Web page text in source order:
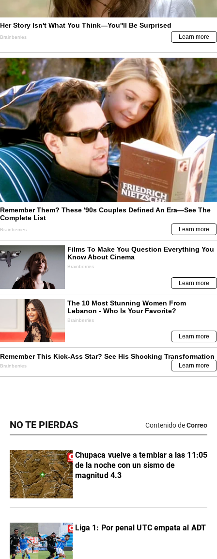
NO TE PIERDAS Contenido deCorreo
Chupaca vuelve a temblar a las 11:05
de la noche con un sismo de
magnitud 4.3
Liga 1: Por penal UTC empata al ADT